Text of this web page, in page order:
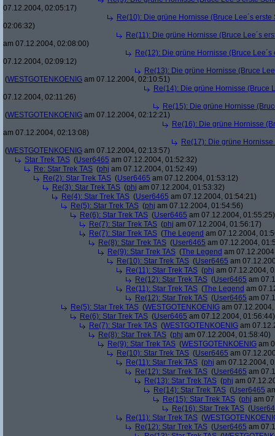
07.12.2004, 02:05:17)
Re(10): Die grüne Hornisse (Bruce Lee´s erste
02:06:32)
Re(11): Die grüne Hornisse (Bruce Lee´s
am 07.12.2004, 02:08:00)
Re(12): Die grüne Hornisse (Bruce
07.12.2004, 02:09:12)
Re(13): Die grüne Hornisse (Bruce
(WESTGOTENKOENIG am 07.12.2004, 02:10:51)
Re(14): Die grüne Hornisse (Bruce
07.12.2004, 02:11:26)
Re(15): Die grüne Hornisse
(WESTGOTENKOENIG am 07.12.2004, 02:12:21)
Re(16): Die grüne Hornisse
am 07.12.2004, 02:13:08)
Re(17): Die grüne
(WESTGOTENKOENIG am 07.12.2004, 02:13:57)
Star Trek TAS (User6465 am 07.12.2004, 01:52:32)
Re: Star Trek TAS (phj am 07.12.2004, 01:52:49)
Re(2): Star Trek TAS (User6465 am 07.12.2004, 01:53:12)
Re(3): Star Trek TAS (phj am 07.12.2004, 01:53:32)
Re(4): Star Trek TAS (User6465 am 07.12.2004, 01:54:21)
Re(5): Star Trek TAS (phj am 07.12.2004, 01:54:56)
Re(6): Star Trek TAS (User6465 am 07.12.2004, 01:55:25)
Re(7): Star Trek TAS (phj am 07.12.2004, 01:56:17)
Re(7): Star Trek TAS (The Legend am 07.12.2004,
Re(8): Star Trek TAS (User6465 am 07.12.2004,
Re(9): Star Trek TAS (The Legend am
Re(10): Star Trek TAS (User6465 am
Re(11): Star Trek TAS (phj am 07.12.2004,
Re(12): Star Trek TAS (User6465 am
Re(11): Star Trek TAS (The Legend am
Re(12): Star Trek TAS (User6465 am
Re(5): Star Trek TAS (WESTGOTENKOENIG am
Re(6): Star Trek TAS (User6465 am 07.12.2004, 01:56:44)
Re(7): Star Trek TAS (WESTGOTENKOENIG am
Re(8): Star Trek TAS (phj am 07.12.2004, 01:58:40)
Re(9): Star Trek TAS (WESTGOTENKOENIG am
Re(10): Star Trek TAS (User6465 am
Re(11): Star Trek TAS (phj am 07.12.2004,
Re(12): Star Trek TAS (User6465 am
Re(13): Star Trek TAS (phj am
Re(14): Star Trek TAS (User6465
Re(15): Star Trek TAS (phj am
Re(16): Star Trek TAS (
Re(11): Star Trek TAS (
Re(12): Star Trek TAS (User6465 am